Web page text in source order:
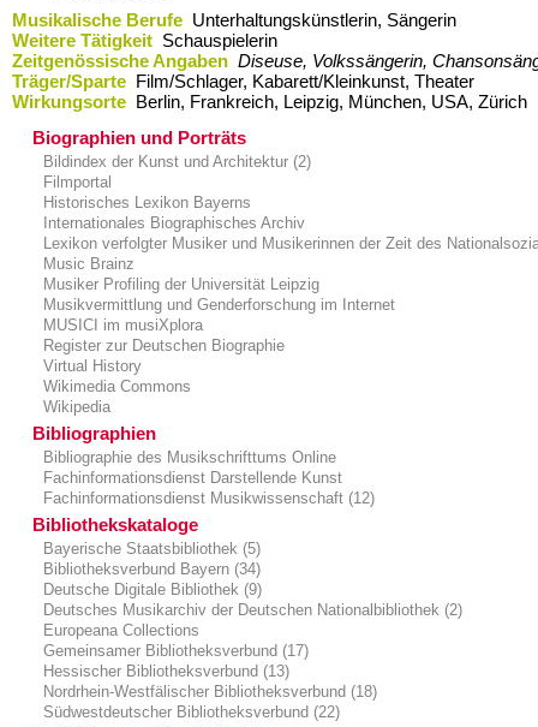
Musikalische Berufe Unterhaltungskünstlerin, Sängerin
Weitere Tätigkeit Schauspielerin
Zeitgenössische Angaben Diseuse, Volkssängerin,
Träger/Sparte Film/Schlager, Kabarett/Kleinkunst, Theater
Wirkungsorte Berlin,​ Frankreich,​ Leipzig,​ München,​ USA,​ Zürich
Biographien und Porträts
Bildindex der Kunst und Architektur (2)
Filmportal
Historisches Lexikon Bayerns
Internationales Biographisches Archiv
Lexikon verfolgter Musiker und Musikerinnen der Zeit des
Music Brainz
Musiker Profiling der Universität Leipzig
Musikvermittlung und Genderforschung im Internet
MUSICI im musiXplora
Register zur Deutschen Biographie
Virtual History
Wikimedia Commons
Wikipedia
Bibliographien
Bibliographie des Musikschrifttums Online
Fachinformationsdienst Darstellende Kunst
Fachinformationsdienst Musikwissenschaft (12)
Bibliothekskataloge
Bayerische Staatsbibliothek (5)
Bibliotheksverbund Bayern (34)
Deutsche Digitale Bibliothek (9)
Deutsches Musikarchiv der Deutschen Nationalbibliothek (2)
Europeana Collections
Gemeinsamer Bibliotheksverbund (17)
Hessischer Bibliotheksverbund (13)
Nordrhein-Westfälischer Bibliotheksverbund (18)
Südwestdeutscher Bibliotheksverbund (22)